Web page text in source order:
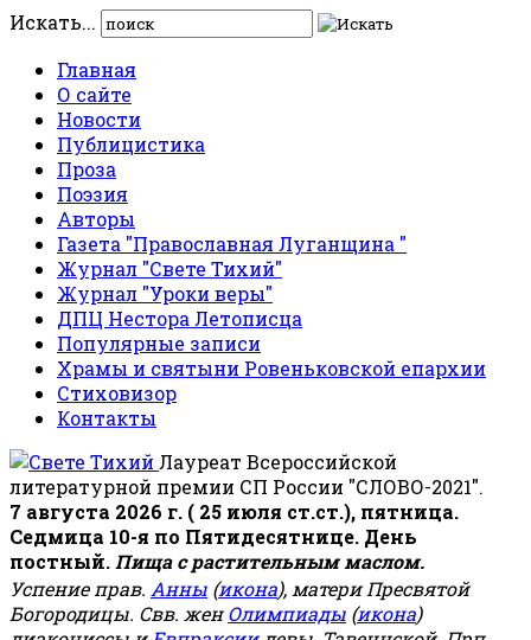
Искать...
Главная
О сайте
Новости
Публицистика
Проза
Поэзия
Авторы
Газета "Православная Луганщина "
Журнал "Свете Тихий"
Журнал "Уроки веры"
ДПЦ Нестора Летописца
Популярные записи
Храмы и святыни Ровеньковской епархии
Стиховизор
Контакты
Лауреат Всероссийской
литературной премии СП России "СЛОВО-2021".
7 августа 2026 г. ( 25 июля ст.ст.), пятница.
Седмица 10-я по Пятидесятнице. День
постный. Пища с растительным маслом.
Успение прав. Анны (икона), матери Пресвятой
Богородицы. Свв. женОлимпиады (икона)